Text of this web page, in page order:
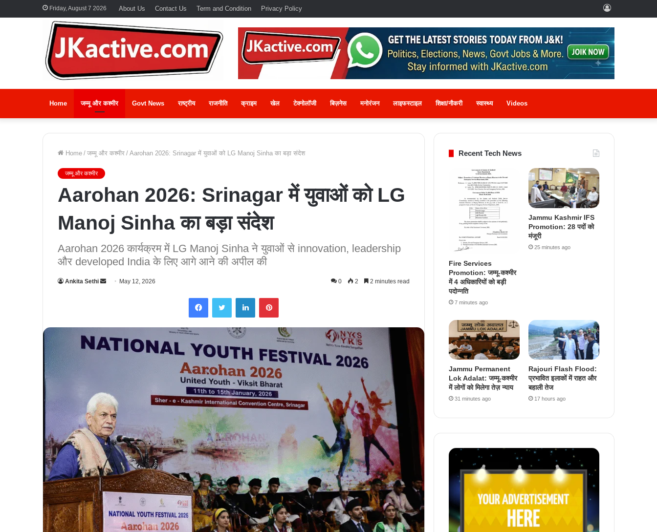
Friday, August 7 2026 About Us Contact Us Term and Condition Privacy Policy
In
Home जम्मू और कश्मीर Govt News राष्ट्रीय राजनीति क्राइम खेल टेक्नोलॉजी बिज़नेस मनोरंजन लाइफस्टाइल शिक्षा/नौकरी स्वास्थ्य Videos
Home / जम्मू और कश्मीर / Aarohan 2026: Srinagar में युवाओं को LG Manoj Sinha का बड़ा संदेश
जम्मू और कश्मीर
Aarohan 2026: Srinagar में युवाओं को LG
Manoj Sinha का बड़ा संदेश
Aarohan 2026 कार्यक्रम में LG Manoj Sinha ने युवाओं से innovation, leadership
और developed India के लिए आगे आने की अपील की
Ankita Sethi
a
n
e
l
May 12, 2026 0 2 2 minutes read
Recent Tech News
Fire Services
Promotion: जम्मू-कश्मीर
में 4 अधिकारियों को बड़ी
पदोन्नति
7 minutes ago
Jammu Kashmir IFS
Promotion: 28 पदों को
मंजूरी
25 minutes ago
Jammu Permanent
Lok Adalat: जम्मू-कश्मीर
में लोगों को मिलेगा तेज़ न्याय
31 minutes ago
Rajouri Flash Flood:
प्रभावित इलाकों में राहत और
बहाली तेज
17 hours ago